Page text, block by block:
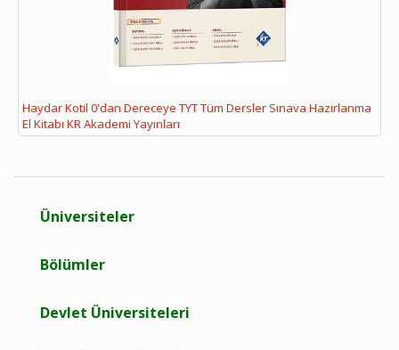
Haydar Kotil 0'dan Dereceye TYT Tüm Dersler Sınava Hazırlanma
El Kitabı KR Akademi Yayınları
Üniversiteler
Bölümler
Devlet Üniversiteleri